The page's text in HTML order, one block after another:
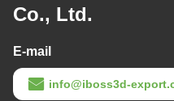
Co., Ltd.
E-mail
info@iboss3d-